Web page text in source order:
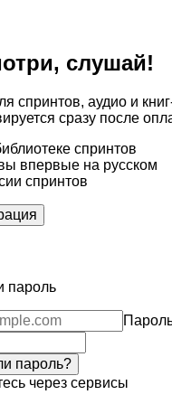
слушай!
спринтов, аудио и
сразу после
спринтов
впервые на русском
спринтов
пароль
пароль?
через сервисы